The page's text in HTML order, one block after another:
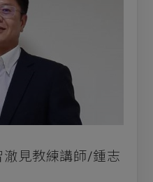
見教練講師/鍾志